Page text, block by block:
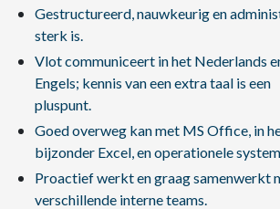
Gestructureerd, nauwkeurig en
sterk is.
Vlot communiceert in het Nederlands
Engels; kennis van een extra taal is een
pluspunt.
Goed overweg kan met MS Office, in
bijzonder Excel, en operationele
Proactief werkt en graag samenwerkt
verschillende interne teams.